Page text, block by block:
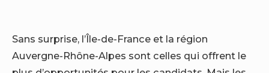
Sans surprise, l’Île-de-France et la région
Auvergne-Rhône-Alpes sont celles qui offrent le